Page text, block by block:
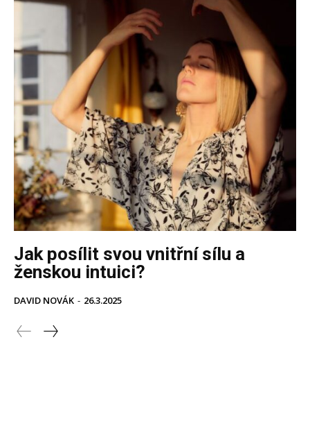
Jak posílit svou vnitřní sílu a
ženskou intuici?
DAVID NOVÁK - 26.3.2025